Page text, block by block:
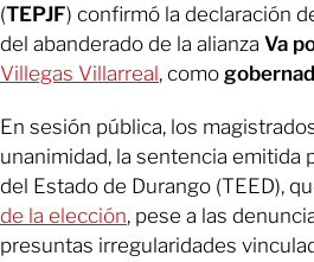
(TEPJF) confirmó la declaración
del abanderado de la alianza Va
Villegas Villarreal, como
En sesión pública, los
unanimidad, la sentencia emitida
del Estado de Durango (TEED),
de la elección, pese a las
presuntas irregularidades